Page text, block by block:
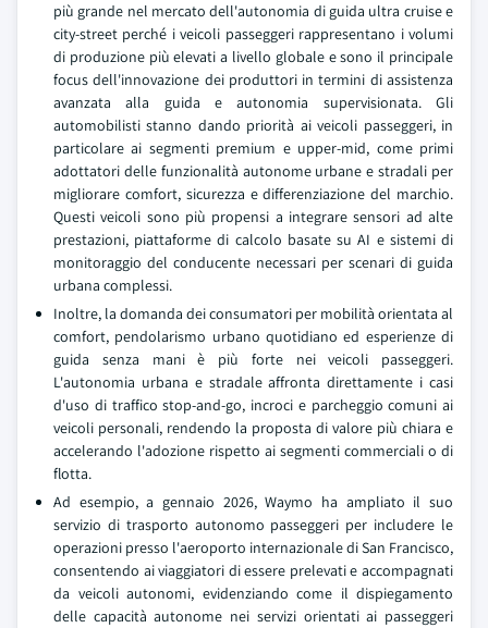
più grande nel mercato dell'autonomia di guida ultra cruise e
city-street perché i veicoli passeggeri rappresentano i volumi
di produzione più elevati a livello globale e sono il principale
focus dell'innovazione dei produttori in termini di assistenza
avanzata alla guida e autonomia supervisionata. Gli
automobilisti stanno dando priorità ai veicoli passeggeri, in
particolare ai segmenti premium e upper-mid, come primi
adottatori delle funzionalità autonome urbane e stradali per
migliorare comfort, sicurezza e differenziazione del marchio.
Questi veicoli sono più propensi a integrare sensori ad alte
prestazioni, piattaforme di calcolo basate su AI e sistemi di
monitoraggio del conducente necessari per scenari di guida
urbana complessi.
Inoltre, la domanda dei consumatori per mobilità orientata al
comfort, pendolarismo urbano quotidiano ed esperienze di
guida senza mani è più forte nei veicoli passeggeri.
L'autonomia urbana e stradale affronta direttamente i casi
d'uso di traffico stop-and-go, incroci e parcheggio comuni ai
veicoli personali, rendendo la proposta di valore più chiara e
accelerando l'adozione rispetto ai segmenti commerciali o di
flotta.
Ad esempio, a gennaio 2026, Waymo ha ampliato il suo
servizio di trasporto autonomo passeggeri per includere le
operazioni presso l'aeroporto internazionale di San Francisco,
consentendo ai viaggiatori di essere prelevati e accompagnati
da veicoli autonomi, evidenziando come il dispiegamento
delle capacità autonome nei servizi orientati ai passeggeri